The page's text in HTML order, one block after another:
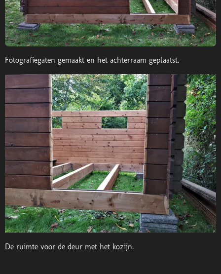
Fotografiegaten gemaakt en het achterraam geplaatst.
De ruimte voor de deur met het kozijn.